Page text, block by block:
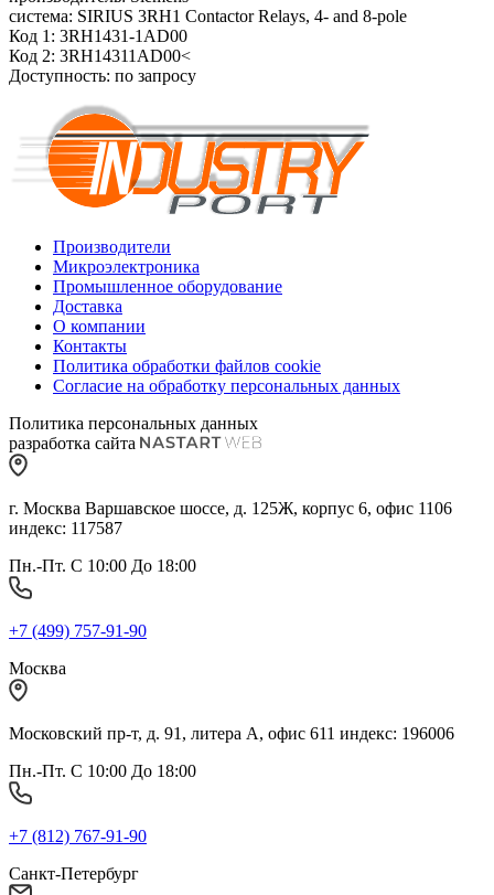
система: SIRIUS 3RH1 Contactor Relays, 4- and 8-pole
Код 1: 3RH1431-1AD00
Код 2: 3RH14311AD00<
Доступность: по запросу
Производители
Микроэлектроника
Промышленное оборудование
Доставка
О компании
Контакты
Политика обработки файлов cookie
Согласие на обработку персональных данных
Политика персональных данных
разработка сайта
г. Москва Варшавское шоссе, д. 125Ж, корпус 6, офис 1106
индекс: 117587
Пн.-Пт. С 10:00 До 18:00
+7 (499) 757-91-90
Москва
Московский пр-т, д. 91, литера А, офис 611 индекс: 196006
Пн.-Пт. С 10:00 До 18:00
+7 (812) 767-91-90
Санкт-Петербург